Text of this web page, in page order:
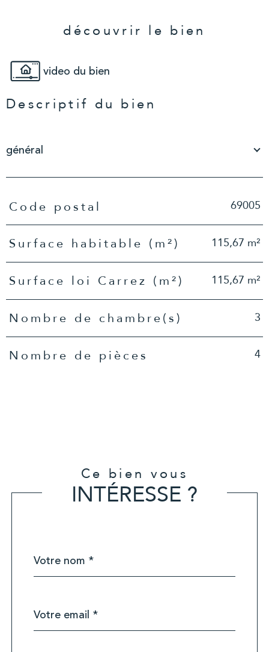
découvrir le bien
video du bien
Descriptif du bien
général
TRAD_PAMPERO_Caracteristique
Code postal 69005
Surface habitable (m²) 115,67 m²
Surface loi Carrez (m²) 115,67 m²
Nombre de chambre(s) 3
Nombre de pièces 4
Ce bien vous
INTÉRESSE ?
par
*
*